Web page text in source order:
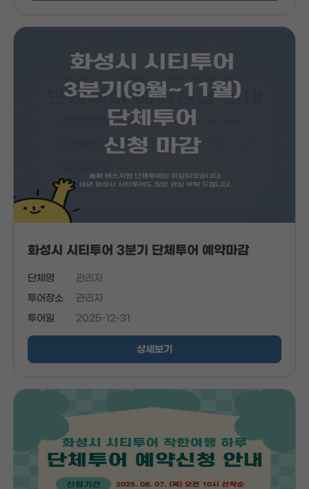
화성시 시티투어 3분기 단체투어 예약마감
단체명
관리자
투어장소
관리자
투어일
2025-12-31
상세보기